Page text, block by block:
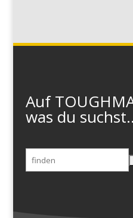
Auf
was du
Suchen
nach: